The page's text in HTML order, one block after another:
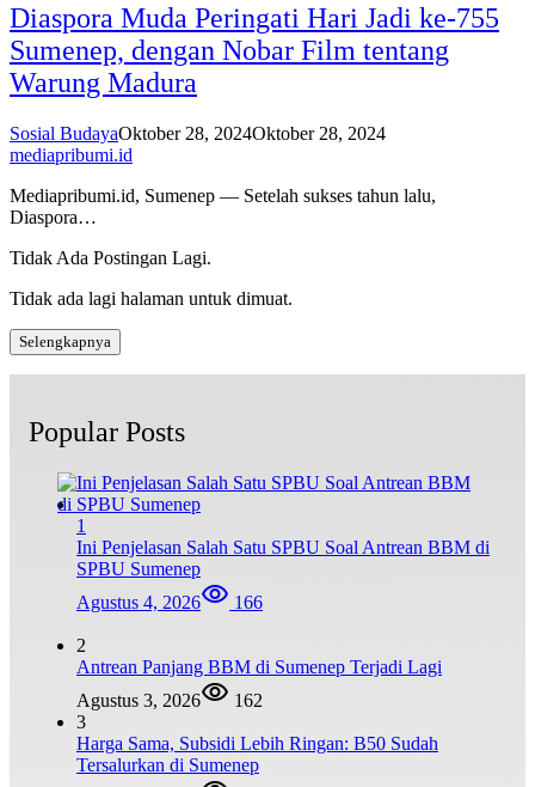
Diaspora Muda Peringati Hari Jadi ke-755
Sumenep, dengan Nobar Film tentang
Warung Madura
Sosial BudayaOktober 28, 2024Oktober 28, 2024
mediapribumi.id
Mediapribumi.id, Sumenep — Setelah sukses tahun lalu,
Diaspora…
Tidak Ada Postingan Lagi.
Tidak ada lagi halaman untuk dimuat.
Selengkapnya
Popular Posts
1
Ini Penjelasan Salah Satu SPBU Soal Antrean BBM di
SPBU Sumenep
Agustus 4, 2026
166
2
Antrean Panjang BBM di Sumenep Terjadi Lagi
Agustus 3, 2026
162
3
Harga Sama, Subsidi Lebih Ringan: B50 Sudah
Tersalurkan di Sumenep